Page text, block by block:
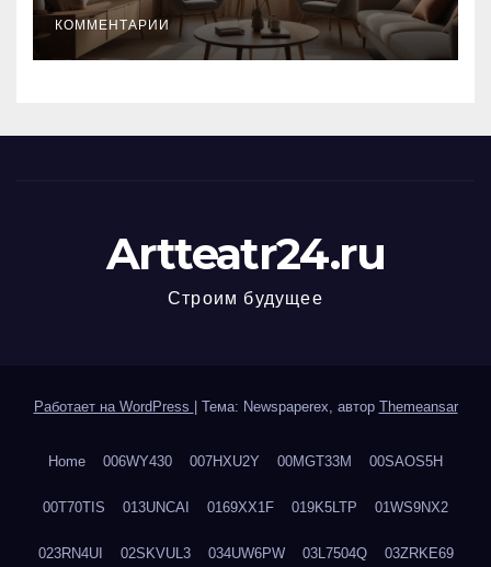
КОММЕНТАРИИ
Artteatr24.ru
Строим будущее
Работает на WordPress Тема: Newspaperex, автор Themeansar
Home 006WY430 007HXU2Y 00MGT33M 00SAOS5H
00T70TIS 013UNCAI 0169XX1F 019K5LTP 01WS9NX2
023RN4UI 02SKVUL3 034UW6PW 03L7504Q 03ZRKE69